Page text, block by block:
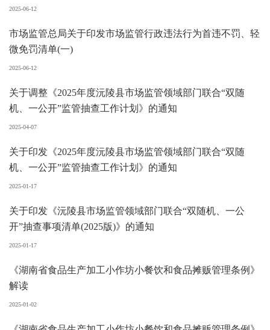
2025-06-12
市场监管总局关于印发市场监管行政违法行为首违不罚、轻
微免罚清单(一)
2025-06-12
关于调整《2025年度沅陵县市场监管领域部门联合“双随
机、一公开”监管抽查工作计划》的通知
2025-04-07
关于印发《2025年度沅陵县市场监管领域部门联合“双随
机、一公开”监管抽查工作计划》的通知
2025-01-17
关于印发《沅陵县市场监管领域部门联合“双随机、一公
开”抽查事项清单(2025版)》的通知
2025-01-17
《湖南省食品生产加工小作坊小餐饮和食品摊贩管理条例》
解读
2025-01-02